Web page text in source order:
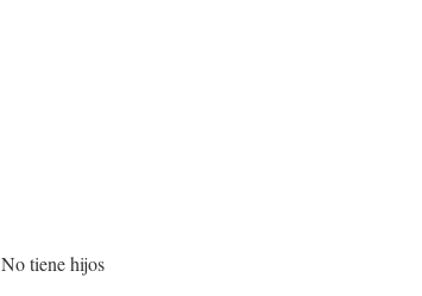
No tiene hijos